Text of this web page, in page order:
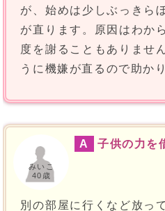
が、始めは少しぶっきら
が直ります。原因はわか
度を謝ることもありませ
うに機嫌が直るので助か
みいこ
40歳
A 子供の力を
別の部屋に行くなど放っ